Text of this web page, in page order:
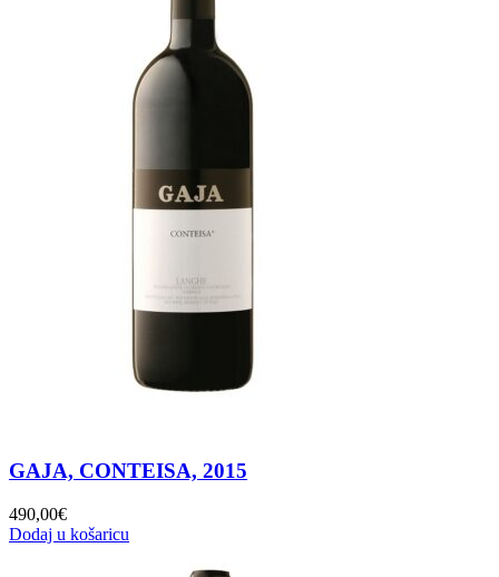
GAJA, CONTEISA, 2015
490,00€
Dodaj u košaricu